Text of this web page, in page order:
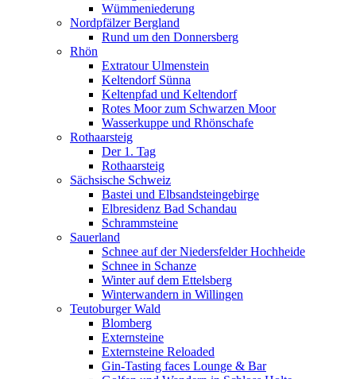
Wümmeniederung
Nordpfälzer Bergland
Rund um den Donnersberg
Rhön
Extratour Ulmenstein
Keltendorf Sünna
Keltenpfad und Keltendorf
Rotes Moor zum Schwarzen Moor
Wasserkuppe und Rhönschafe
Rothaarsteig
Der 1. Tag
Rothaarsteig
Sächsische Schweiz
Bastei und Elbsandsteingebirge
Elbresidenz Bad Schandau
Schrammsteine
Sauerland
Schnee auf der Niedersfelder Hochheide
Schnee in Schanze
Winter auf dem Ettelsberg
Winterwandern in Willingen
Teutoburger Wald
Blomberg
Externsteine
Externsteine Reloaded
Gin-Tasting faces Lounge & Bar